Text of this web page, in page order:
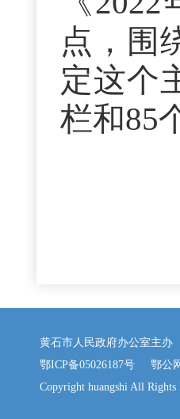
点，围
定这个
栏和85
黄石市人民政府办公室主
鄂ICP备05026187号
鄂公
Copyright huangshi All